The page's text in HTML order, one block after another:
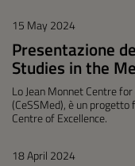
15 May 2024
Presentazione
Studies in the
Lo Jean Monnet Centre
(CeSSMed), è un
Centre of Excellence.
18 April 2024